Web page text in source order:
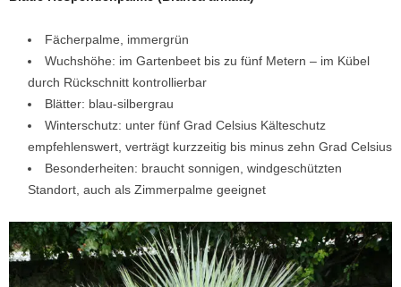
Fächerpalme, immergrün
Wuchshöhe: im Gartenbeet bis zu fünf Metern – im Kübel
durch Rückschnitt kontrollierbar
Blätter: blau-silbergrau
Winterschutz: unter fünf Grad Celsius Kälteschutz
empfehlenswert, verträgt kurzzeitig bis minus zehn Grad Celsius
Besonderheiten: braucht sonnigen, windgeschützten
Standort, auch als Zimmerpalme geeignet